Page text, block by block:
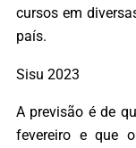
cursos em
país.
Sisu 2023
A previsão é de
fevereiro e que